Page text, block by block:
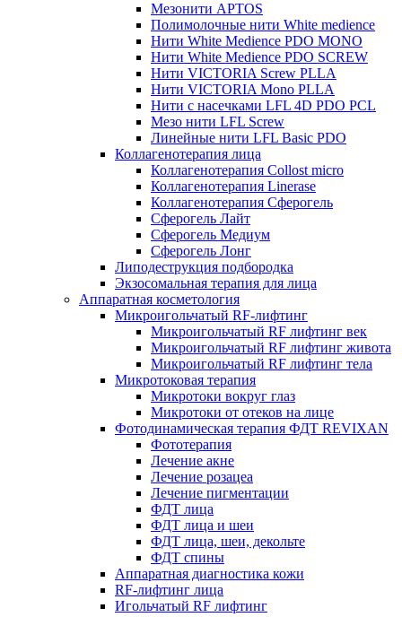
Мезонити APTOS
Полимолочные нити White medience
Нити White Medience PDO MONO
Нити White Medience PDO SCREW
Нити VICTORIA Screw PLLA
Нити VICTORIA Mono PLLA
Нити с насечками LFL 4D PDO PCL
Мезо нити LFL Screw
Линейные нити LFL Basic PDO
Коллагенотерапия лица
Коллагенотерапия Collost micro
Коллагенотерапия Linerase
Коллагенотерапия Сферогель
Сферогель Лайт
Сферогель Медиум
Сферогель Лонг
Липодеструкция подбородка
Экзосомальная терапия для лица
Аппаратная косметология
Микроигольчатый RF-лифтинг
Микроигольчатый RF лифтинг век
Микроигольчатый RF лифтинг живота
Микроигольчатый RF лифтинг тела
Микротоковая терапия
Микротоки вокруг глаз
Микротоки от отеков на лице
Фотодинамическая терапия ФДТ REVIXAN
Фототерапия
Лечение акне
Лечение розацеа
Лечение пигментации
ФДТ лица
ФДТ лица и шеи
ФДТ лица, шеи, декольте
ФДТ спины
Аппаратная диагностика кожи
RF-лифтинг лица
Игольчатый RF лифтинг